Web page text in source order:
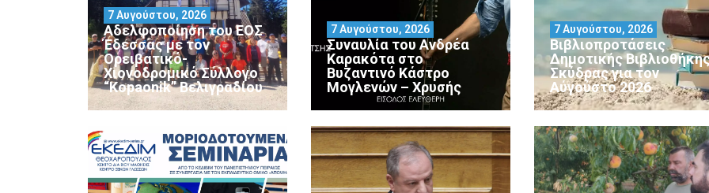
Αδελφοποίηση του ΕΟΣ
Έδεσσας με τον
Ορειβατικό-
Χιονοδρομικό Σύλλογο
“Kopaonik” Βελιγραδίου
7 Αυγούστου, 2026
Συναυλία του Ανδρέα
Καρακότα στο
Βυζαντινό Κάστρο
Μογλενών – Χρυσής
7 Αυγούστου, 2026
Βιβλιοπροτάσεις
Δημοτικής
Σκύδρας για τον
Αύγούστο 2026
7 Αυγούστου, 2026